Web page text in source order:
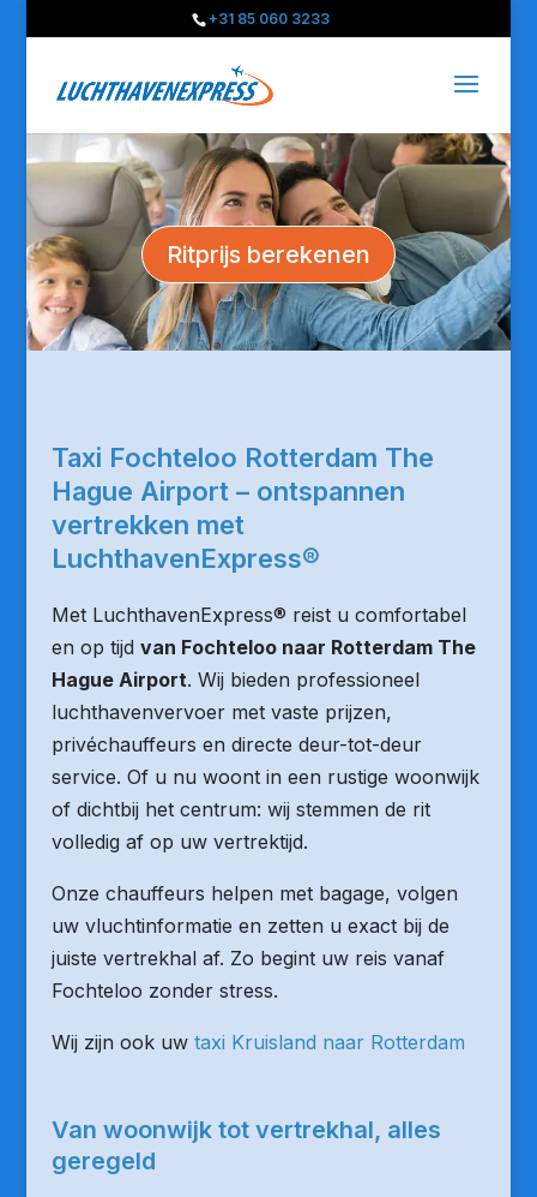
+31 85 060 3233
Ritprijs berekenen
Taxi Fochteloo Rotterdam The
Hague Airport – ontspannen
vertrekken met
LuchthavenExpress®
Met LuchthavenExpress® reist u comfortabel
en op tijd van Fochteloo naar Rotterdam The
Hague Airport. Wij bieden professioneel
luchthavenvervoer met vaste prijzen,
privéchauffeurs en directe deur-tot-deur
service. Of u nu woont in een rustige woonwijk
of dichtbij het centrum: wij stemmen de rit
volledig af op uw vertrektijd.
Onze chauffeurs helpen met bagage, volgen
uw vluchtinformatie en zetten u exact bij de
juiste vertrekhal af. Zo begint uw reis vanaf
Fochteloo zonder stress.
Wij zijn ook uw taxi Kruisland naar Rotterdam
Van woonwijk tot vertrekhal, alles
geregeld